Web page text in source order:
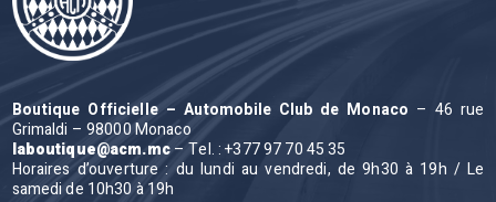
Boutique Officielle – Automobile Club de Monaco – 46 rue
Grimaldi – 98000 Monaco
laboutique@acm.mc– Tel. : +377 97 70 45 35
Horaires d’ouverture : du lundi au vendredi, de 9h30 à 19h / Le
samedi de 10h30 à 19h